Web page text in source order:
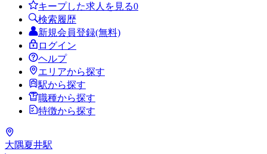
キープした求人を見る0
検索履歴
新規会員登録(無料)
ログイン
ヘルプ
エリアから探す
駅から探す
職種から探す
特徴から探す
大隅夏井駅